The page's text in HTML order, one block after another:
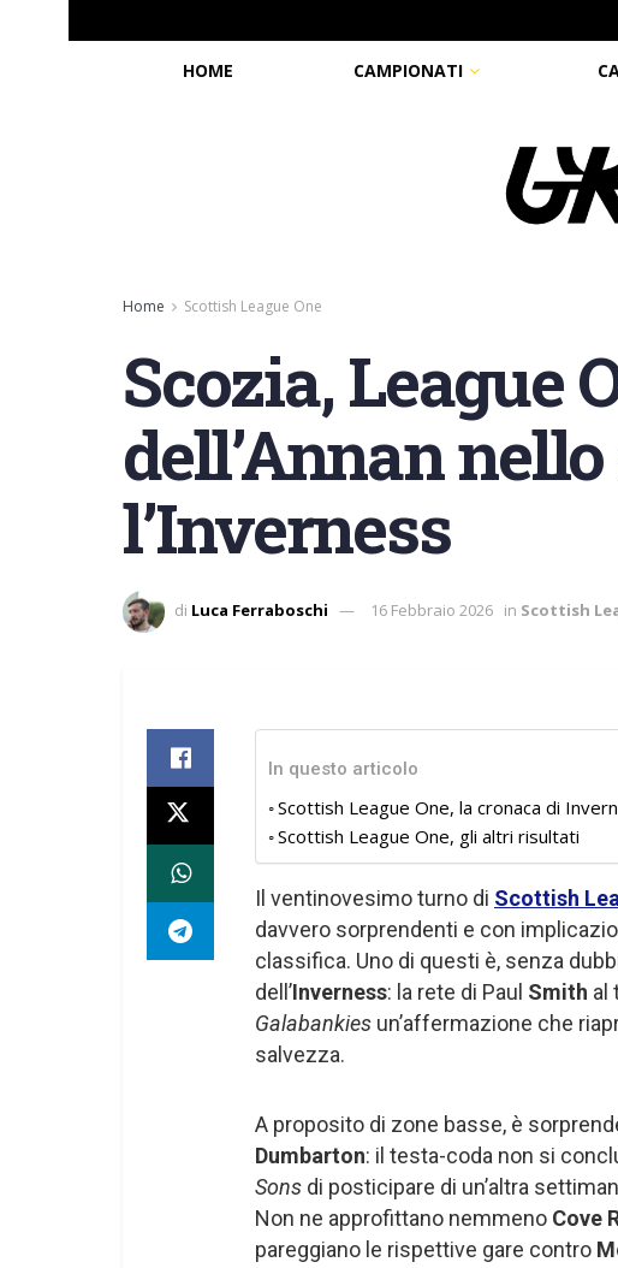
HOME CAMPIONATI
Home Scottish League One
Scozia, League
dell’Annan
l’Inverness
di Luca Ferraboschi 16 Febbraio 2026 in Scottish
In questo articolo
Scottish League One, la cronaca di
Scottish League One, gli altri risultati
Il ventinovesimo turno di Scottish
davvero sorprendenti e con
classifica. Uno di questi è, senza
dell’Inverness: la rete di Paul Smith al
Galabankies un’affermazione che
salvezza.
A proposito di zone basse, è
Dumbarton: il testa-coda non si
Sons di posticipare di un’altra
Non ne approfittano nemmeno Cove
pareggiano le rispettive gare contro